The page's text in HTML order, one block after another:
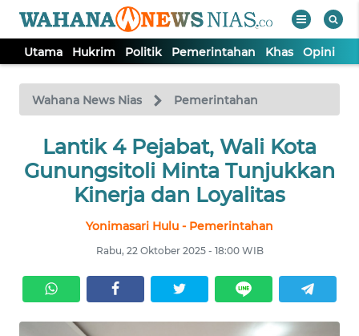
Utama Hukrim Politik Pemerintahan Khas Opini
Wahana News Nias Pemerintahan
Lantik 4 Pejabat, Wali Kota
Gunungsitoli Minta Tunjukkan
Kinerja dan Loyalitas
Yonimasari Hulu - Pemerintahan
Rabu, 22 Oktober 2025 - 18:00 WIB
TV
Tutup
UTAMA
PEMERINTAHAN
KHAS